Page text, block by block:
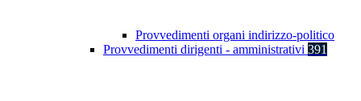
Provvedimenti organi indirizzo-politico
Provvedimenti dirigenti - amministrativi 391